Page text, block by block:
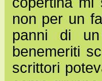
non per un
panni di
benemeriti
scrittori